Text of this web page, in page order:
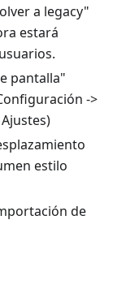
a legacy"
estará
pantalla"
->
estilo
de